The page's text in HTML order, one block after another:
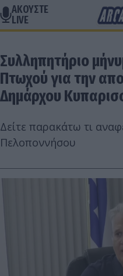
ΑΚΟΥΣΤΕ
LIVE
Συλληπητήριο
Πτωχού για την
Δημάρχου
Δείτε παρακάτω τι
Πελοποννήσου